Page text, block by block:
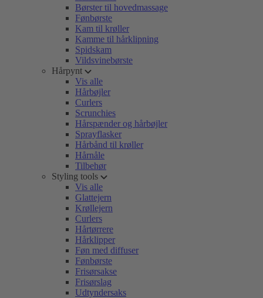
Børster til hovedmassage
Fønbørste
Kam til krøller
Kamme til hårklipning
Spidskam
Vildsvinebørste
Hårpynt
Vis alle
Hårbøjler
Curlers
Scrunchies
Hårspænder og hårbøjler
Sprayflasker
Hårbånd til krøller
Hårnåle
Tilbehør
Styling tools
Vis alle
Glattejern
Krøllejern
Curlers
Hårtørrere
Hårklipper
Føn med diffuser
Fønbørste
Frisørsakse
Frisørslag
Udtyndersaks